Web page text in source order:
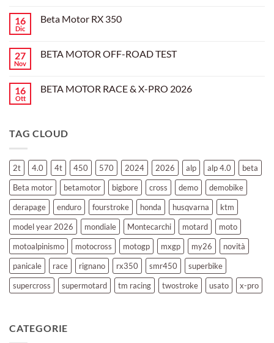
2026:
è
arrivata
su
Motocross
è
16
Dic
Beta Motor RX 350
Beta
27
Nov
BETA MOTOR OFF-ROAD TEST
BETA
16
Ott
BETA MOTOR RACE & X-PRO 2026
MOTOR
PRO
2026
TAG CLOUD
2t 4.0 4t 450 570 2024 2026 alp alp 4.0
beta
Beta motor
betamotor bigbore cross demo
demobike
derapage
enduro fourstroke honda husqvarna
ktm
model year 2026
mondiale Montecarchi motard
moto
motoalpinismo
motocross motogp mxgp my26
novità
panicale
race rignano rx350 smr450
superbike
supercross
supermotard tm racing twostroke usato x-pro
CATEGORIE